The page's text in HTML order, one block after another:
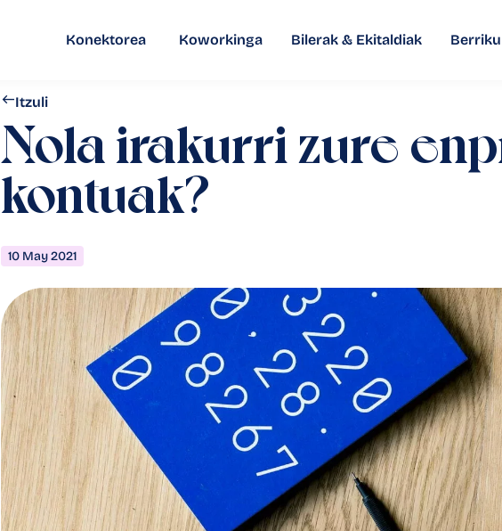
Konektorea Koworkinga Bilerak & Ekitaldiak
Itzuli
Nola irakurri zure
kontuak?
10 May 2021